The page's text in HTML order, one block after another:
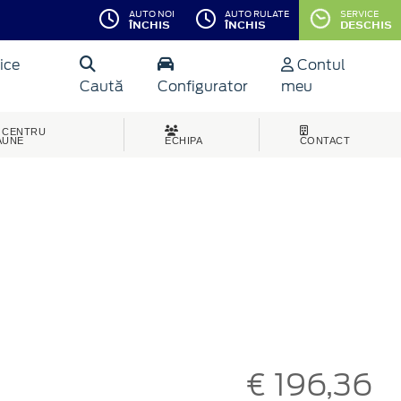
AUTO NOI
ÎNCHIS
AUTO RULATE
ÎNCHIS
SERVICE
DESCHIS
Caută Configurator
Contul
meu
CENTRU
ECHIPA CONTACT
€ 196,36